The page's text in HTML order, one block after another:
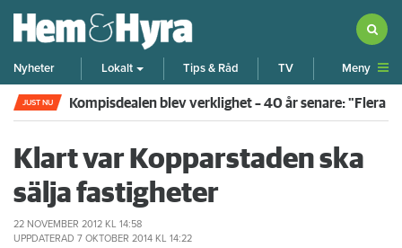
Nyheter Lokalt Tips & Råd TV Meny
JUST NU Kompisdealen blev verklighet – 40 år senare: "Flera
Klart var Kopparstaden ska
sälja fastigheter
22 NOVEMBER 2012 KL 14:58
UPPDATERAD 7 OKTOBER 2014 KL 14:22